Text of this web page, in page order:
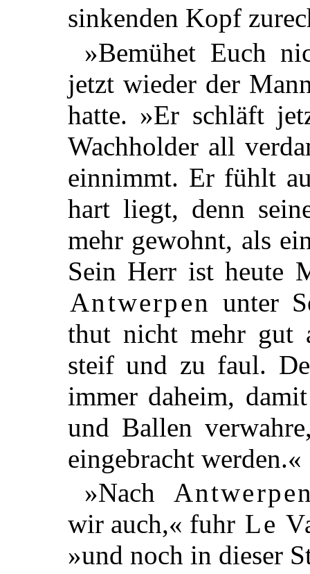
sinkenden Kopf
»Bemühet Euch
jetzt wieder der
hatte. »Er schläft
Wachholder all
einnimmt. Er fühlt
hart liegt, denn
mehr gewohnt, als
Sein Herr ist heute
Antwerpen unter
thut nicht mehr gut
steif und zu faul.
immer daheim,
und Ballen
eingebracht werden.«
»Nach
wir auch,« fuhr Le
»und noch in dieser